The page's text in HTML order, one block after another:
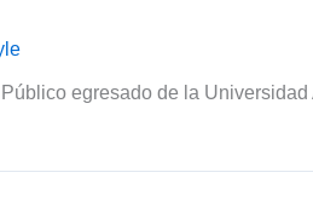
egresado de la